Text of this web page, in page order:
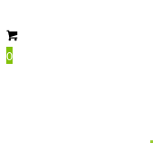
0